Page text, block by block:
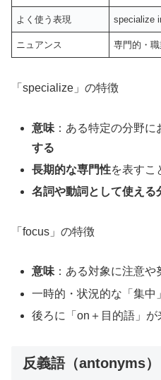
よく使う表現 specialize
ニュアンス 専門的・
「specialize」の特徴
意味 ：ある特定の分野に
する
長期的な専門性を表すこ
名詞や動詞として使える
「focus」の特徴
意味：ある対象に注意や
一時的・状況的な「集中
後ろに「on＋目的語」が
反義語（antonyms）